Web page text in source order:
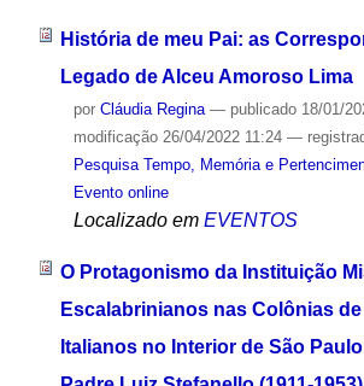
História de meu Pai: as
Legado de Alceu Amoroso Lima
por Cláudia Regina — publicado18/01/
modificação26/04/2022 11:24 —
Pesquisa Tempo, Memória e
Evento online
Localizado em EVENTOS
O Protagonismo da Instituição
Escalabrinianos nas Colônias
Italianos no Interior de São